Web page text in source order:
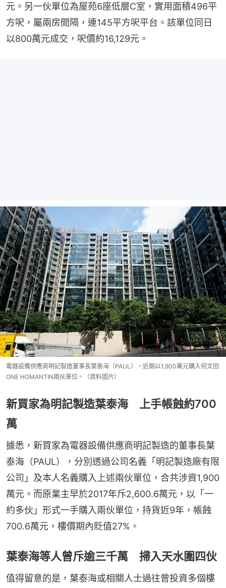
元。另一伙單位為屋苑6座低層C室，實用面積496平
方呎，屬兩房間隔，連145平方呎平台。該單位同日
以800萬元成交，呎價約16,129元。
電器設備供應商明記製造董事長葉泰海（PAUL），近期以1,900萬元購入何文田
ONE HOMANTIN兩伙單位。（資料圖片）
新買家為明記製造葉泰海 上手帳蝕約700
萬
據悉，新買家為電器設備供應商明記製造的董事長葉
泰海（PAUL），分別透過公司名義「明記製造廠有限
公司」及本人名義購入上述兩伙單位，合共涉資1,900
萬元。而原業主早於2017年斥2,600.6萬元，以「一
約多伙」形式一手購入兩伙單位，持貨近9年，帳蝕
700.6萬元，樓價期內貶值27%。
葉泰海等人曾斥逾三千萬 掃入天水圍四伙
值得留意的是，葉泰海或相關人士過往曾投資多個樓